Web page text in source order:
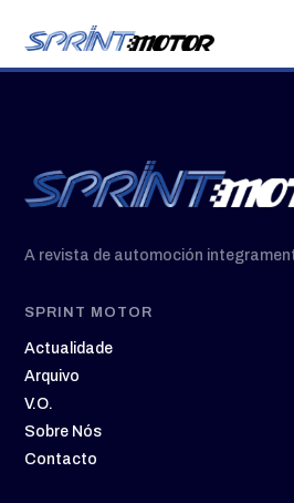
A revista de automoción
SPRINT MOTOR
Actualidade
Arquivo
V.O.
Sobre Nós
Contacto